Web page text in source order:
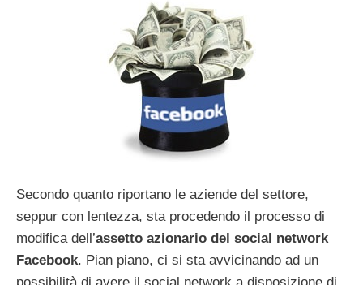
Secondo quanto riportano le aziende del settore,
seppur con lentezza, sta procedendo il processo di
modifica dell’assetto azionario del social network
Facebook. Pian piano, ci si sta avvicinando ad un